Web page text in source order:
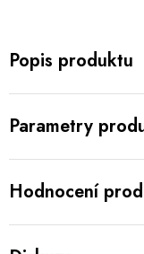
Popis produktu
Parametry
Hodnocení